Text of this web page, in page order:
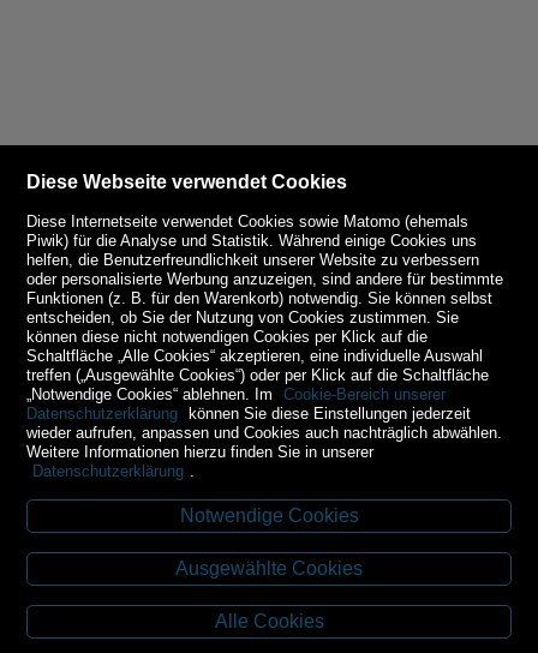
Kontakt
Budweiser Str. 3
3943 Schrems
Tel.: 02853/77239
Diese Webseite verwendet Cookies
Diese Internetseite verwendet Cookies sowie Matomo (ehemals
Piwik) für die Analyse und Statistik. Während einige Cookies uns
helfen, die Benutzerfreundlichkeit unserer Website zu verbessern
oder personalisierte Werbung anzuzeigen, sind andere für bestimmte
Funktionen (z. B. für den Warenkorb) notwendig. Sie können selbst
entscheiden, ob Sie der Nutzung von Cookies zustimmen. Sie
können diese nicht notwendigen Cookies per Klick auf die
Schaltfläche „Alle Cookies“ akzeptieren, eine individuelle Auswahl
treffen („Ausgewählte Cookies“) oder per Klick auf die Schaltfläche
„Notwendige Cookies“ ablehnen. Im
Cookie-Bereich unserer
Datenschutzerklärung können Sie diese Einstellungen jederzeit
wieder aufrufen, anpassen und Cookies auch nachträglich abwählen.
Weitere Informationen hierzu finden Sie in unserer
Datenschutzerklärung
Notwendige Cookies
Ausgewählte Cookies
Alle Cookies